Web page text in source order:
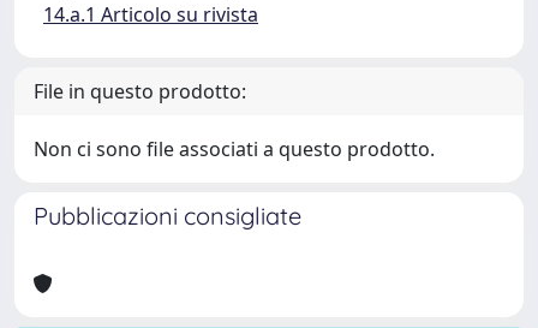
14.a.1 Articolo su rivista
File in questo prodotto:
Non ci sono file associati a questo prodotto.
Pubblicazioni consigliate